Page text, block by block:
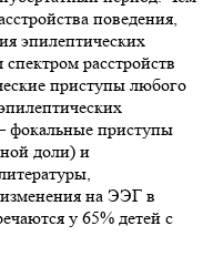
поведения,
эпилептических
расстройств
приступы любого
фокальные приступы
доли) и
на ЭЭГ в
у 65% детей с